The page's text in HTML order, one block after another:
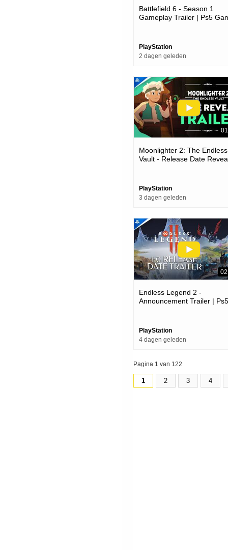
Battlefield 6 - Season 1
Gameplay Trailer | Ps5
PlayStation
2 dagen geleden
Moonlighter 2: The Endless
Vault - Release Date
PlayStation
3 dagen geleden
Endless Legend 2 -
Announcement Trailer | Ps5
PlayStation
4 dagen geleden
Pagina 1 van 122
1 2 3 4